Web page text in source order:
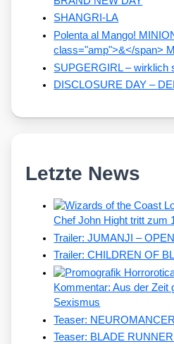
SHANGRI-LA
Polenta al Mango!
class="amp">&</span>
SUPGERGIRL – wirklich
DISCLOSURE DAY –
Letzte News
Chef John Hight tritt zum
Trailer: JUMANJI –
Trailer: CHILDREN OF
Kommentar: Aus der Zeit
Sexismus
Teaser: NEUROMANCER
Teaser: BLADE